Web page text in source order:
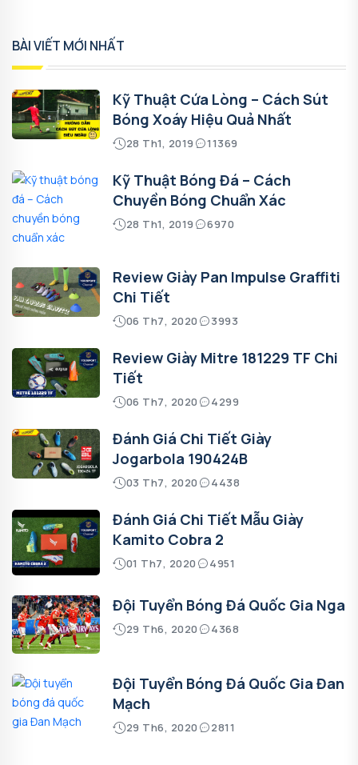
BÀI VIẾT MỚI NHẤT
Kỹ Thuật Cứa Lòng – Cách Sút
Bóng Xoáy Hiệu Quả Nhất
28 Th1, 2019 11369
Kỹ Thuật Bóng Đá – Cách
Chuyền Bóng Chuẩn Xác
28 Th1, 2019 6970
Review Giày Pan Impulse Graffiti
Chi Tiết
06 Th7, 2020 3993
Review Giày Mitre 181229 TF Chi
Tiết
06 Th7, 2020 4299
Đánh Giá Chi Tiết Giày
Jogarbola 190424B
03 Th7, 2020 4438
Đánh Giá Chi Tiết Mẫu Giày
Kamito Cobra 2
01 Th7, 2020 4951
Đội Tuyển Bóng Đá Quốc Gia Nga
29 Th6, 2020 4368
Đội Tuyển Bóng Đá Quốc Gia Đan
Mạch
29 Th6, 2020 2811